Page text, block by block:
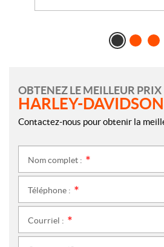
OBTENEZ LE MEILLEUR PRIX
HARLEY-DAVIDSON
Contactez-nous pour obtenir la
Nom complet :
Téléphone :
Courriel :